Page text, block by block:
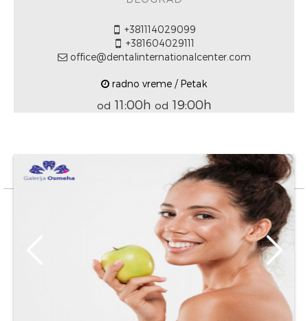
+381114029099
+381604029111
office@dentalinternationalcenter.com
radno vreme / Petak
od 11:00h od 19:00h